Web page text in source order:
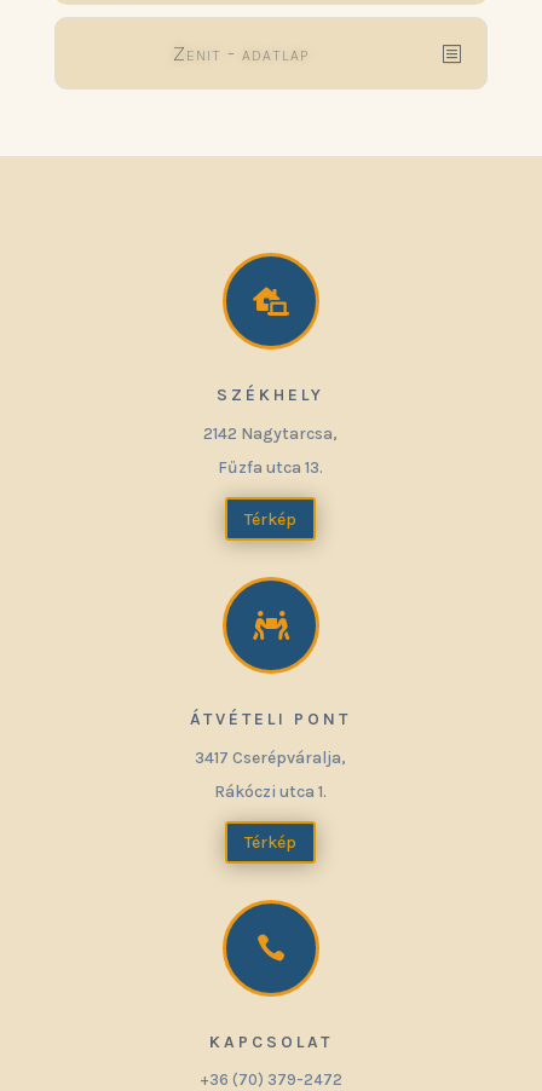
Zenit - adatlap

SZÉKHELY
2142 Nagytarcsa,
Fűzfa utca 13.
Térkép

ÁTVÉTELI PONT
3417 Cserépváralja,
Rákóczi utca 1.
Térkép

KAPCSOLAT
+36 (70) 379-2472